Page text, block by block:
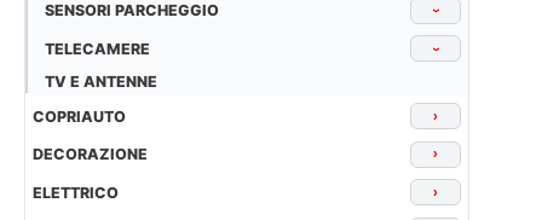
SENSORI PARCHEGGIO
›
TELECAMERE ›
TV E ANTENNE
COPRIAUTO
›
DECORAZIONE ›
ELETTRICO ›